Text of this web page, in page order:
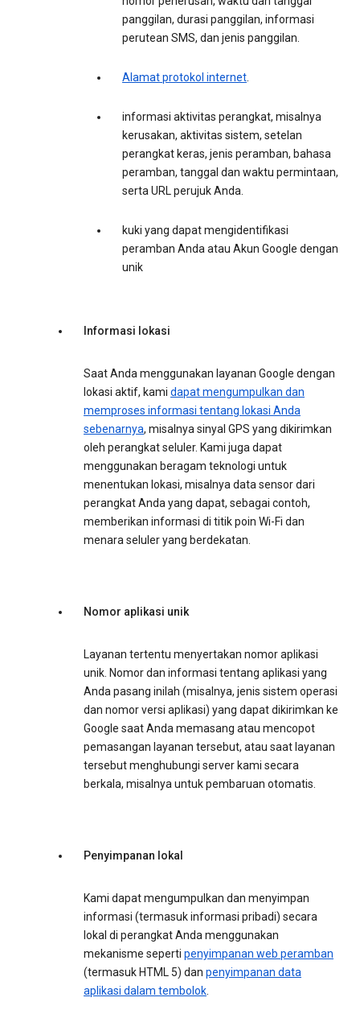
panggilan, durasi panggilan, informasi
perutean SMS, dan jenis panggilan.
Alamat protokol internet.
informasi aktivitas perangkat, misalnya
kerusakan, aktivitas sistem, setelan
perangkat keras, jenis peramban, bahasa
peramban, tanggal dan waktu permintaan,
serta URL perujuk Anda.
kuki yang dapat mengidentifikasi
peramban Anda atau Akun Google dengan
unik
Informasi lokasi
Saat Anda menggunakan layanan Google dengan
lokasi aktif, kami dapat mengumpulkan dan
memproses informasi tentang lokasi Anda
sebenarnya, misalnya sinyal GPS yang dikirimkan
oleh perangkat seluler. Kami juga dapat
menggunakan beragam teknologi untuk
menentukan lokasi, misalnya data sensor dari
perangkat Anda yang dapat, sebagai contoh,
memberikan informasi di titik poin Wi-Fi dan
menara seluler yang berdekatan.
Nomor aplikasi unik
Layanan tertentu menyertakan nomor aplikasi
unik. Nomor dan informasi tentang aplikasi yang
Anda pasang inilah (misalnya, jenis sistem operasi
dan nomor versi aplikasi) yang dapat dikirimkan ke
Google saat Anda memasang atau mencopot
pemasangan layanan tersebut, atau saat layanan
tersebut menghubungi server kami secara
berkala, misalnya untuk pembaruan otomatis.
Penyimpanan lokal
Kami dapat mengumpulkan dan menyimpan
informasi (termasuk informasi pribadi) secara
lokal di perangkat Anda menggunakan
mekanisme seperti penyimpanan web peramban
(termasuk HTML 5) dan penyimpanan data
aplikasi dalam tembolok.